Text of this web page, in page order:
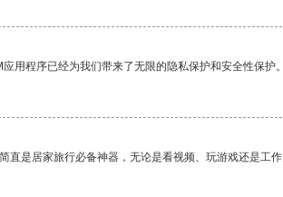
应用程序已经为我们带来了无限的隐私保护和安全性保护
直是居家旅行必备神器，无论是看视频、玩游戏还是工